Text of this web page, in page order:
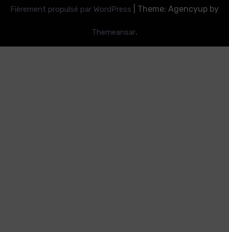
Fièrement propulsé par WordPress Theme: Agencyup by
Themeansar.